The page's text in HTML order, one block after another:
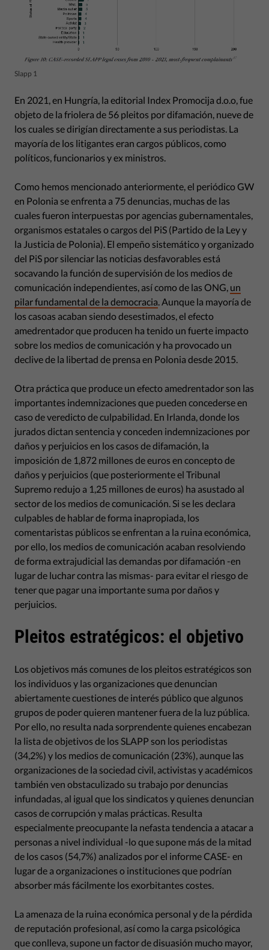
Slapp 1
En 2021, en Hungría, la editorial Index Promocija d.o.o, fue
objeto de la friolera de 56 pleitos por difamación, nueve de
los cuales se dirigían directamente a sus periodistas. La
mayoría de los litigantes eran cargos públicos, como
políticos, funcionarios y ex ministros.
Como hemos mencionado anteriormente, el periódico GW
en Polonia se enfrenta a 75 denuncias, muchas de las
cuales fueron interpuestas por agencias gubernamentales,
organismos estatales o cargos del PiS (Partido de la Ley y
la Justicia de Polonia). El empeño sistemático y organizado
del PiS por silenciar las noticias desfavorables está
socavando la función de supervisión de los medios de
comunicación independientes, así como de las ONG, un
pilar fundamental de la democracia . Aunque la mayoría de
los casoas acaban siendo desestimados, el efecto
amedrentador que producen ha tenido un fuerte impacto
sobre los medios de comunicación y ha provocado un
declive de la libertad de prensa en Polonia desde 2015.
Otra práctica que produce un efecto amedrentador son las
importantes indemnizaciones que pueden concederse en
caso de veredicto de culpabilidad. En Irlanda, donde los
jurados dictan sentencia y conceden indemnizaciones por
daños y perjuicios en los casos de difamación, la
imposición de 1,872 millones de euros en concepto de
daños y perjuicios (que posteriormente el Tribunal
Supremo redujo a 1,25 millones de euros) ha asustado al
sector de los medios de comunicación. Si se les declara
culpables de hablar de forma inapropiada, los
comentaristas públicos se enfrentan a la ruina económica,
por ello, los medios de comunicación acaban resolviendo
de forma extrajudicial las demandas por difamación -en
lugar de luchar contra las mismas- para evitar el riesgo de
tener que pagar una importante suma por daños y
perjuicios.
Pleitos estratégicos: el objetivo
Los objetivos más comunes de los pleitos estratégicos son
los individuos y las organizaciones que denuncian
abiertamente cuestiones de interés público que algunos
grupos de poder quieren mantener fuera de la luz pública.
Por ello, no resulta nada sorprendente quienes encabezan
la lista de objetivos de los SLAPP son los periodistas
(34,2%) y los medios de comunicación (23%), aunque las
organizaciones de la sociedad civil, activistas y académicos
también ven obstaculizado su trabajo por denuncias
infundadas, al igual que los sindicatos y quienes denuncian
casos de corrupción y malas prácticas. Resulta
especialmente preocupante la nefasta tendencia a atacar a
personas a nivel individual -lo que supone más de la mitad
de los casos (54,7%) analizados por el informe CASE- en
lugar de a organizaciones o instituciones que podrían
absorber más fácilmente los exorbitantes costes.
La amenaza de la ruina económica personal y de la pérdida
de reputación profesional, así como la carga psicológica
que conlleva, supone un factor de disuasión mucho mayor,